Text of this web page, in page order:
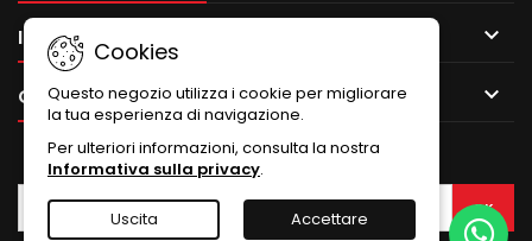
IL TUO ACCOUNT 
CONTATTO 
Cookies
Questo negozio utilizza i cookie per migliorare
la tua esperienza di navigazione.
Per ulteriori informazioni, consulta la nostra
Informativa sulla privacy.
Uscita Accettare
NEWSLETTER